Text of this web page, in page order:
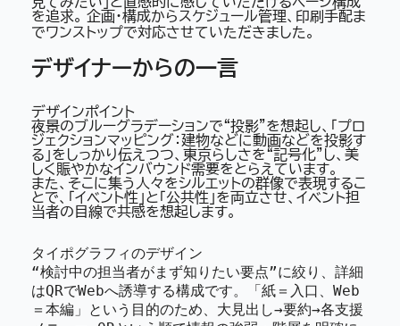
を追求。 企画・構成からスケジュール管理、印刷手配ま
でワンストップで対応させていただきました。
デザイナーからの一言
デザインポイント
夜景のブルーグラデーションで“投影”を想起し、「プロ
ジェクションマッピング：建物などに動画などを投影す
る」をしっかり伝えつつ、東京らしさを“記号化”し、美
しく賑やかなインバウンド需要をとらえています。
また、そこに集う人々をシルエットの群像で表現するこ
とで、「イベント性」と「公共性」を両立させ、イベント担
当者の目線で共感を想起します。
タイポグラフィのデザイン
“検討中の担当者がまず知りたい要点”に絞り、詳細
はQRでWebへ誘導する構成です。「紙＝入口、Web
＝本編」という目的のため、大見出し→要約→各支援